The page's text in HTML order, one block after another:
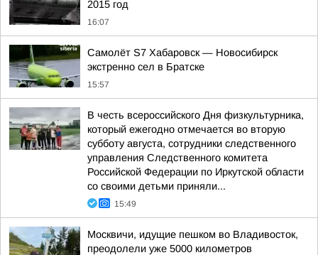
2015 год
16:07
Самолёт S7 Хабаровск — Новосибирск
экстренно сел в Братске
15:57
В честь всероссийского Дня физкультурника,
который ежегодно отмечается во вторую
субботу августа, сотрудники следственного
управления Следственного комитета
Российской Федерации по Иркутской области
со своими детьми приняли...
15:49
Москвичи, идущие пешком во Владивосток,
преодолели уже 5000 километров